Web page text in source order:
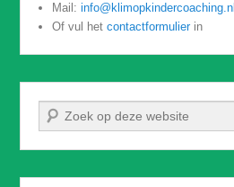
Mail:info@klimopkindercoaching.nl
Of vul hetcontactformulierin
Zoeken